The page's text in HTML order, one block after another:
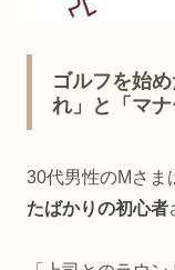
ゴルフを始
れ」と「マナ
30代男性のMさま
たばかりの初心者